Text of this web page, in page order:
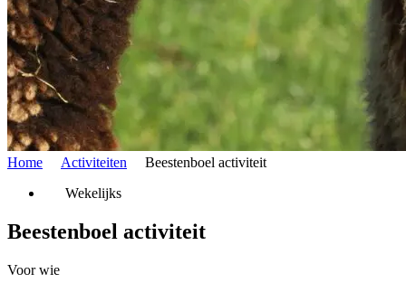
Home Activiteiten
Beestenboel activiteit
Wekelijks
Beestenboel activiteit
Voor wie